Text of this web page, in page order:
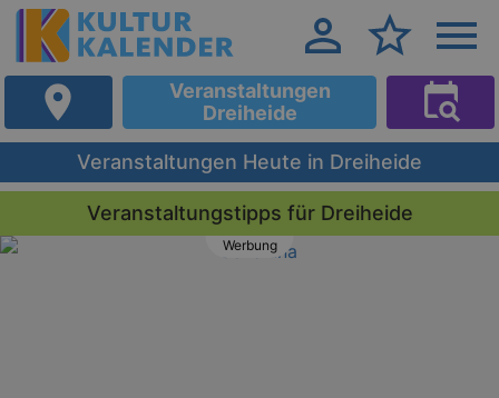
Veranstaltungen
Dreiheide
Veranstaltungen Heute in Dreiheide
Veranstaltungstipps für Dreiheide
Werbung